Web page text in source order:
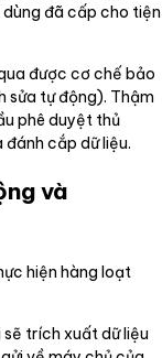
đã cấp cho tiện
được cơ chế bảo
sửa tự động). Thậm
phê duyệt thủ
cắp dữ liệu.
và
hiện hàng loạt
trích xuất dữ liệu